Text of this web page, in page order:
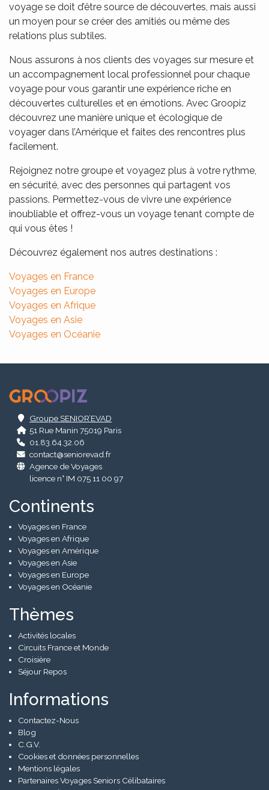
voyage se doit d’être source de découvertes, mais aussi
un moyen pour se créer des amitiés ou même des
relations plus subtiles.
Nous assurons à nos clients des voyages sur mesure et
un accompagnement local professionnel pour chaque
voyage pour vous garantir une expérience riche en
découvertes culturelles et en émotions. Avec Groopiz
découvrez une manière unique et écologique de
voyager dans l’Amérique et faites des rencontres plus
facilement.
Rejoignez notre groupe et voyagez plus à votre rythme,
en sécurité, avec des personnes qui partagent vos
passions. Permettez-vous de vivre une expérience
inoubliable et offrez-vous un voyage tenant compte de
qui vous êtes !
Découvrez également nos autres destinations :
Voyages en France
Voyages en Europe
Voyages en Afrique
Voyages en Asie
Voyages en Océanie
Groupe SENIOR’EVAD
51 Rue Manin 75019 Paris
01.83.64.32.06
contact@seniorevad.fr
Agence de Voyages
licence n° IM 075 11 00 97
Continents
Voyages en France
Voyages en Afrique
Voyages en Amérique
Voyages en Asie
Voyages en Europe
Voyages en Océanie
Thèmes
Activités locales
Circuits France et Monde
Croisière
Séjour Repos
Informations
Contactez-Nous
Blog
C.G.V.
Cookies et données personnelles
Mentions légales
Partenaires Voyages Seniors Célibataires